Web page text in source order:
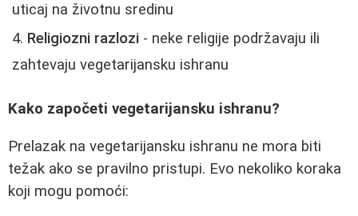
uticaj na životnu sredinu
Religiozni razlozi - neke religije podržavaju ili
zahtevaju vegetarijansku ishranu
Kako započeti vegetarijansku ishranu?
Prelazak na vegetarijansku ishranu ne mora biti
težak ako se pravilno pristupi. Evo nekoliko koraka
koji mogu pomoći: